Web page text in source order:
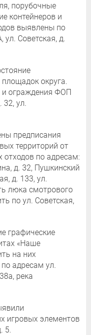
порубочные
контейнеров и
выявлены по
ул. Советская, д.
округа.
и ограждения ФОП
32, ул.
предписания
территорий от
по адресам:
д. 32, Пушкинский
д. 133, ул.
люка смотрового
по ул. Советская,
графические
«Наше
на них
адресам ул.
река
игровых элементов
5.